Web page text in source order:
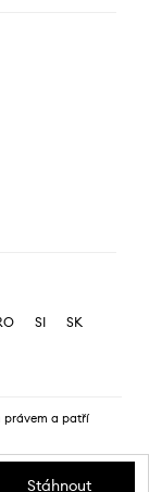
SI
SK
právem a patří
Stáhnout